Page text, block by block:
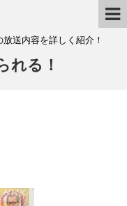
送内容を詳しく紹介！
れる！